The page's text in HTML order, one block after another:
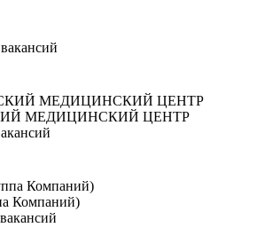
МЕДИЦИНСКИЙ ЦЕНТР
Компаний)